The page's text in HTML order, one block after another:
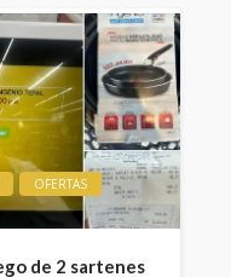
OFERTAS
de 2 sartenes